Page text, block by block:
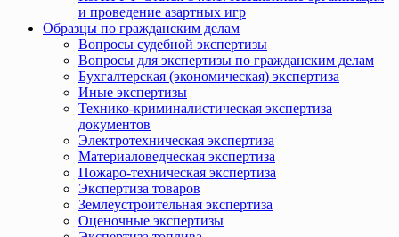
и проведение азартных игр
Образцы по гражданским делам
Вопросы судебной экспертизы
Вопросы для экспертизы по гражданским делам
Бухгалтерская (экономическая) экспертиза
Иные экспертизы
Технико-криминалистическая экспертиза
документов
Электротехническая экспертиза
Материаловедческая экспертиза
Пожаро-техническая экспертиза
Экспертиза товаров
Землеустроительная экспертиза
Оценочные экспертизы